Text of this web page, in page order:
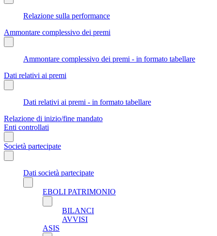
Relazione sulla performance
Ammontare complessivo dei premi
Ammontare complessivo dei premi - in formato tabellare
Dati relativi ai premi
Dati relativi ai premi - in formato tabellare
Relazione di inizio/fine mandato
Enti controllati
Società partecipate
Dati società partecipate
EBOLI PATRIMONIO
BILANCI
AVVISI
ASIS